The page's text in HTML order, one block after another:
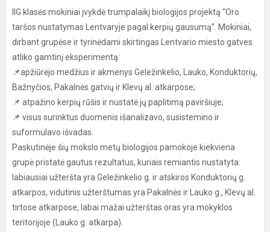
IIG klasės mokiniai įvykdė trumpalaikį biologijos projektą “Oro
taršos nustatymas Lentvaryje pagal kerpių gausumą”. Mokiniai,
dirbant grupėse ir tyrinėdami skirtingas Lentvario miesto gatves
atliko gamtinį eksperimentą:
📌apžiūrėjo medžius ir akmenys Geležinkelio, Lauko, Konduktorių,
Bažnyčios, Pakalnės gatvių ir Klevų al. atkarpose;
📌 atpažino kerpių rūšis ir nustatė jų paplitimą paviršiuje;
📌 visus surinktus duomenis išanalizavo, susistemino ir
suformulavo išvadas.
Paskutinėje šių mokslo metų biologijos pamokoje kiekviena
grupė pristatė gautus rezultatus, kuriais remiantis nustatyta:
labiausiai užteršta yra Geležinkelio g. ir atskiros Konduktorių g.
atkarpos, vidutinis užterštumas yra Pakalnės ir Lauko g., Klevų al.
tirtose atkarpose, labai mažai užterštas oras yra mokyklos
teritorijoje (Lauko g. atkarpa).